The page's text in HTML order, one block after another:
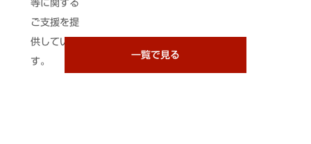
ご支援を提
供していま
す。
一覧で見る